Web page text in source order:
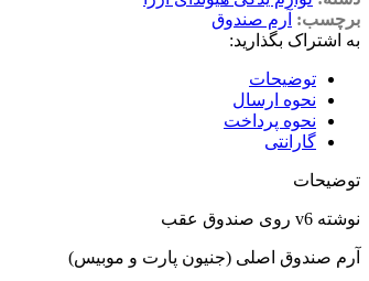
برچسب: آرم صندوق
به اشتراک بگذارید:
توضیحات
نحوه ارسال
نحوه پرداخت
گارانتی
توضیحات
نوشته v6 روی صندوق عقب
آرم صندوق اصلی (جنیون پارت و موبیس)